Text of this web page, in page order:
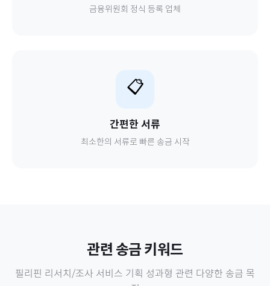
금융위원회 정식 등록 업체
📋
간편한 서류
최소한의 서류로 빠른 송금 시작
관련 송금 키워드
필리핀 리서치/조사 서비스 기획 성과형 관련 다양한 송금 목